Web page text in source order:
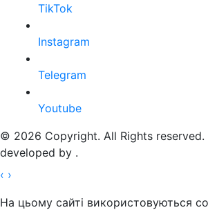
TikTok
Instagram
Telegram
Youtube
© 2026 Copyright. All Rights reserved.
developed by .
‹ ›
На цьому сайті використовуються